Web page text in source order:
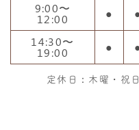
9:00〜
12:00 ●
14:30〜
19:00 ●
定休日：木曜・祝日